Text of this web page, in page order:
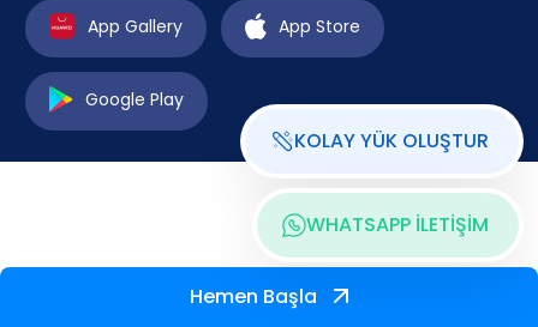
App Gallery App Store
Google Play
Hemen Başla
KOLAY YÜK OLUŞTUR
WHATSAPP İLETİŞİM